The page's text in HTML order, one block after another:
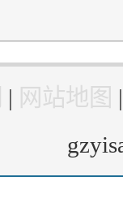
| 网站地图